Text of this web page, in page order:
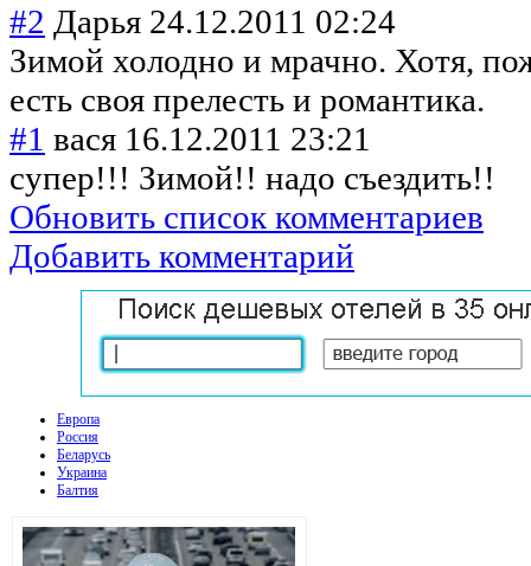
#2 Дарья 24.12.2011 02:24
Зимой холодно и мрачно. Хотя,
есть своя прелесть и романтика.
#1 вася 16.12.2011 23:21
супер!!! Зимой!! надо съездить!!
Обновить список комментариев
Добавить комментарий
Европа
Россия
Беларусь
Украина
Балтия